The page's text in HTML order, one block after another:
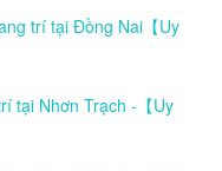
trí tại Đồng Nai【Uy
tại Nhơn Trạch -【Uy